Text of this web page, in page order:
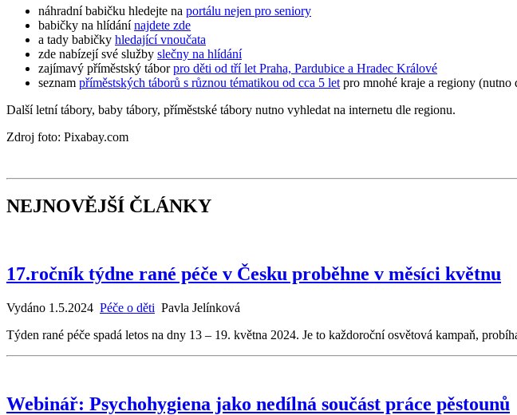
náhradní babičku hledejte na portálu nejen pro seniory
babičky na hlídánínajdete zde
a tady babičky hledající vnoučata
zde nabízejí své služby slečny na hlídání
zajímavý příměstský táborpro děti od tří let Praha, Pardubice a Hradec Králové
seznam příměstských táborů s různou tématikou od cca 5 let pro mnohé kraje a regiony (nutno
Další letní tábory, baby tábory, příměstské tábory nutno vyhledat na internetu dle regionu.
Zdroj foto: Pixabay.com
NEJNOVĚJŠÍ ČLÁNKY
17.ročník týdne rané péče v Česku proběhne v měsíci květnu
Vydáno 1.5.2024 Péče o děti Pavla Jelínková
Týden rané péče spadá letos na dny 13 – 19. května 2024. Je to každoroční osvětová kampaň,
Webinář: Psychohygiena jako nedílná součást práce pěstounů